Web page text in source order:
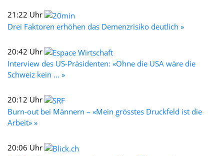
21:22 Uhr
Drei Faktoren erhöhen das Demenzrisiko deutlich »
20:42 Uhr
Interview des US-Präsidenten: «Ohne die USA wäre die
Schweiz kein ... »
20:12 Uhr
Burn-out bei Männern – «Mein grösstes Druckfeld ist die
Arbeit» »
20:06 Uhr